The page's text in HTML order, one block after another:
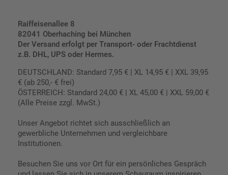
Raiffeisenallee 8
82041 Oberhaching bei München
Der Versand erfolgt per Transport- oder Frachtdienst
z.B. DHL, UPS oder Hermes.
DEUTSCHLAND: Standard 7,95 € | XL 14,95 € | XXL 39,95
€ (ab 250,- € frei)
ÖSTERREICH: Standard 24,00 € | XL 45,00 € | XXL 59,00 €
(Alle Preise zzgl. MwSt.)
Unser Angebot richtet sich ausschließlich an
gewerbliche Unternehmen und vergleichbare
Institutionen.
Besuchen Sie uns vor Ort für ein persönliches Gespräch